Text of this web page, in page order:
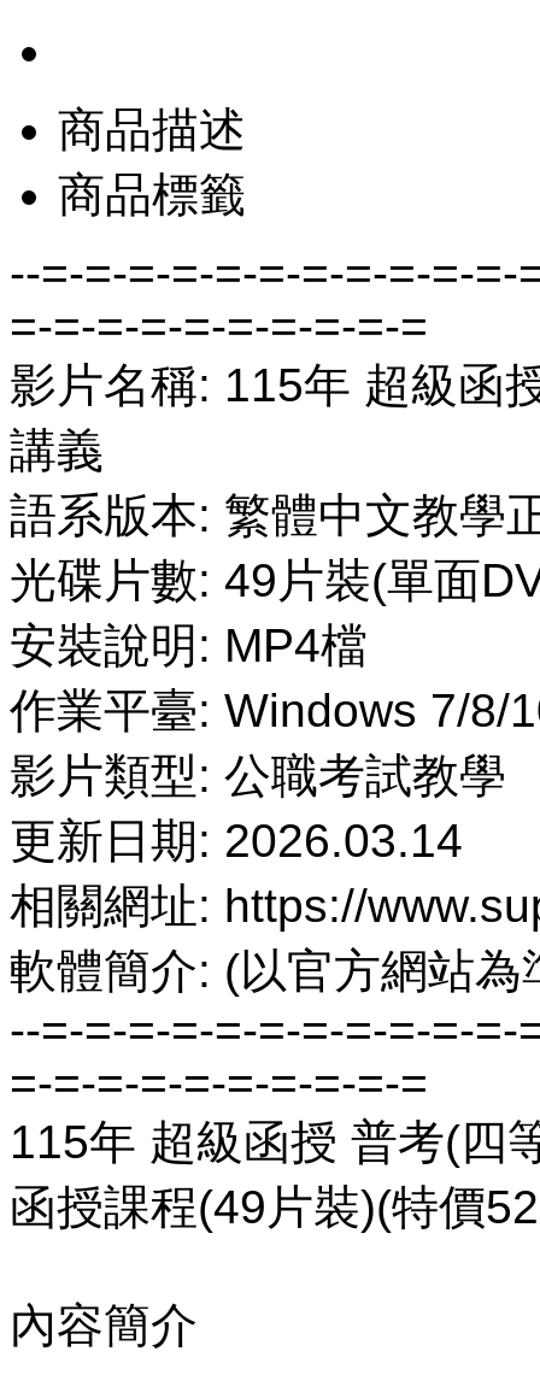
商品描述
商品標籤
--=-=-=-=-=-=-=-=-=-=-
=-=-=-=-=-=-=-=-=-=
影片名稱: 115年 超級函
講義
語系版本: 繁體中文教學
光碟片數: 49片裝(單面
安裝說明: MP4檔
作業平臺: Windows 7/8/
影片類型: 公職考試教學
更新日期: 2026.03.14
相關網址: https://
軟體簡介: (以官方網站為
--=-=-=-=-=-=-=-=-=-=-
=-=-=-=-=-=-=-=-=-=
115年 超級函授 普考(四
函授課程(49片裝)(特價
內容簡介